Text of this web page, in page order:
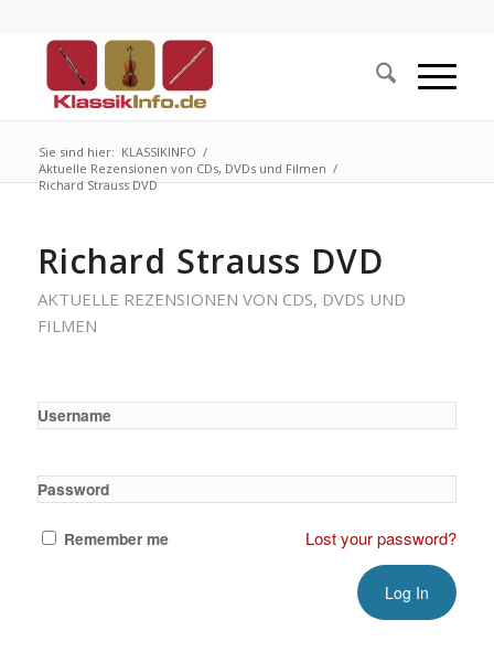
Sie sind hier: KLASSIKINFO /
Aktuelle Rezensionen von CDs, DVDs und Filmen /
Richard Strauss DVD
Richard Strauss DVD
AKTUELLE REZENSIONEN VON CDS, DVDS UND
FILMEN
Username
Password
Remember me Lost your password?